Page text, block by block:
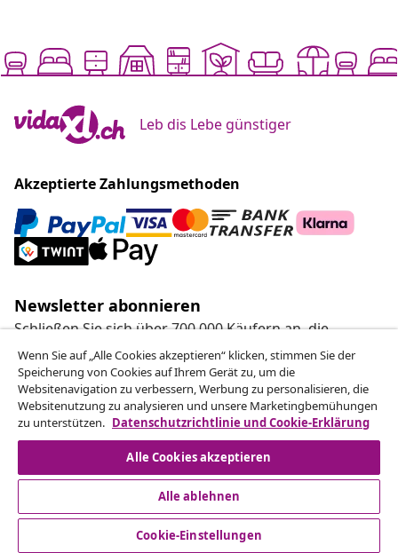
Leb dis Lebe günstiger
Akzeptierte Zahlungsmethoden
Newsletter abonnieren
Schließen Sie sich über 700.000 Käufern an, die
wöchentliche Angebote, saisonale Aktionen und
Neuheiten von vidaXL erhalten.
Unsere Social-Media-Accounts
Kundenservice
Wenn Sie auf „Alle Cookies akzeptieren“ klicken, stimmen Sie der
Speicherung von Cookies auf Ihrem Gerät zu, um die
Websitenavigation zu verbessern, Werbung zu personalisieren, die
Websitenutzung zu analysieren und unsere Marketingbemühungen
zu unterstützen. Datenschutzrichtlinie und Cookie-Erklärung
Alle Cookies akzeptieren
Alle ablehnen
Cookie-Einstellungen